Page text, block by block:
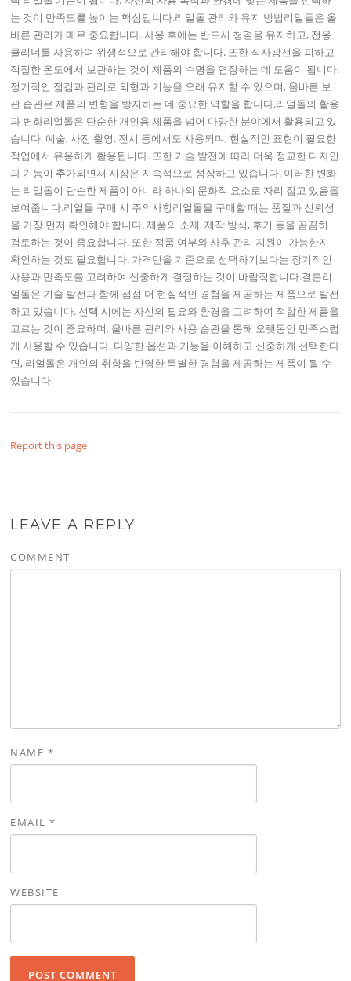
는 것이 만족도를 높이는 핵심입니다.리얼돌 관리와 유지 방법리얼돌은 올
바른 관리가 매우 중요합니다. 사용 후에는 반드시 청결을 유지하고, 전용
클리너를 사용하여 위생적으로 관리해야 합니다. 또한 직사광선을 피하고
적절한 온도에서 보관하는 것이 제품의 수명을 연장하는 데 도움이 됩니다.
정기적인 점검과 관리로 외형과 기능을 오래 유지할 수 있으며, 올바른 보
관 습관은 제품의 변형을 방지하는 데 중요한 역할을 합니다.리얼돌의 활용
과 변화리얼돌은 단순한 개인용 제품을 넘어 다양한 분야에서 활용되고 있
습니다. 예술, 사진 촬영, 전시 등에서도 사용되며, 현실적인 표현이 필요한
작업에서 유용하게 활용됩니다. 또한 기술 발전에 따라 더욱 정교한 디자인
과 기능이 추가되면서 시장은 지속적으로 성장하고 있습니다. 이러한 변화
는 리얼돌이 단순한 제품이 아니라 하나의 문화적 요소로 자리 잡고 있음을
보여줍니다.리얼돌 구매 시 주의사항리얼돌을 구매할 때는 품질과 신뢰성
을 가장 먼저 확인해야 합니다. 제품의 소재, 제작 방식, 후기 등을 꼼꼼히
검토하는 것이 중요합니다. 또한 정품 여부와 사후 관리 지원이 가능한지
확인하는 것도 필요합니다. 가격만을 기준으로 선택하기보다는 장기적인
사용과 만족도를 고려하여 신중하게 결정하는 것이 바람직합니다.결론리
얼돌은 기술 발전과 함께 점점 더 현실적인 경험을 제공하는 제품으로 발전
하고 있습니다. 선택 시에는 자신의 필요와 환경을 고려하여 적합한 제품을
고르는 것이 중요하며, 올바른 관리와 사용 습관을 통해 오랫동안 만족스럽
게 사용할 수 있습니다. 다양한 옵션과 기능을 이해하고 신중하게 선택한다
면, 리얼돌은 개인의 취향을 반영한 특별한 경험을 제공하는 제품이 될 수
있습니다.
Report this page
LEAVE A REPLY
COMMENT
NAME *
EMAIL*
WEBSITE